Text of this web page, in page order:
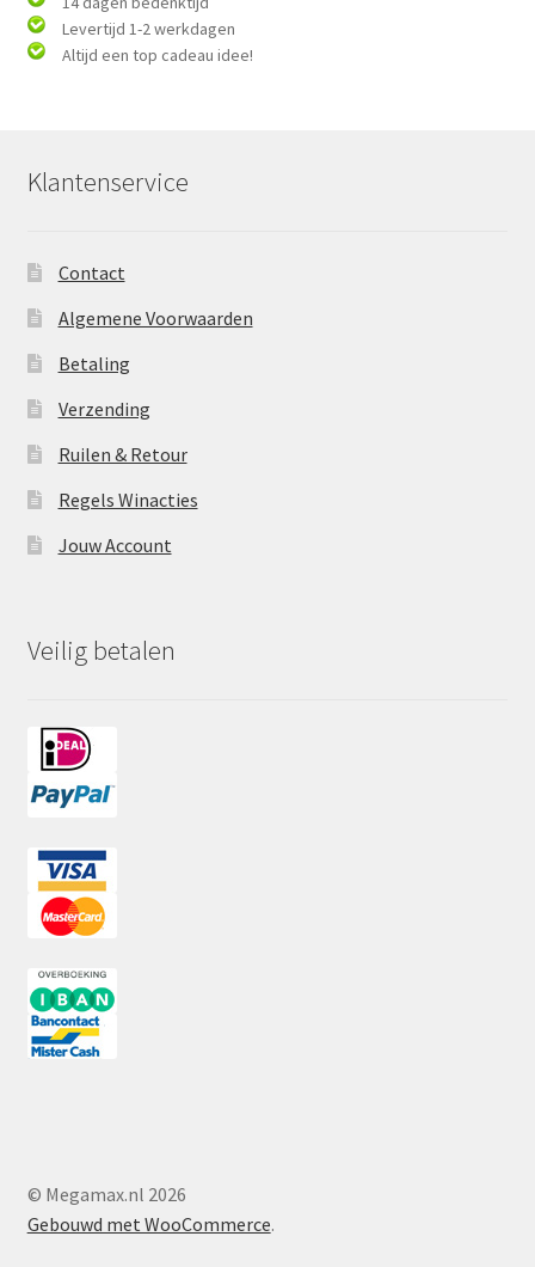
Levertijd 1-2 werkdagen
Altijd een top cadeau idee!
Klantenservice
Contact
Algemene Voorwaarden
Betaling
Verzending
Ruilen & Retour
Regels Winacties
Jouw Account
Veilig betalen
© Megamax.nl 2026
Gebouwd met WooCommerce.